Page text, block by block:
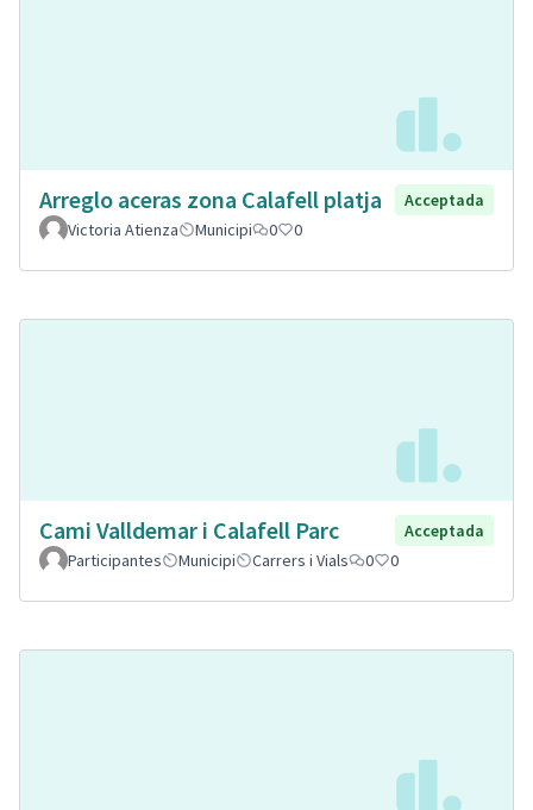
Arreglo aceras zona Calafell platja
Acceptada
Victoria Atienza
Municipi 0 0
Cami Valldemar i Calafell Parc
Acceptada
Participantes
Municipi Carrers i Vials 0 0